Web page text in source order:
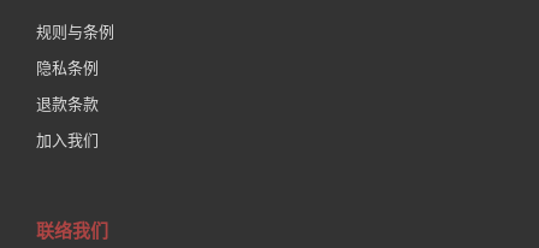
规则与条例
隐私条例
退款条款
加入我们
联络我们